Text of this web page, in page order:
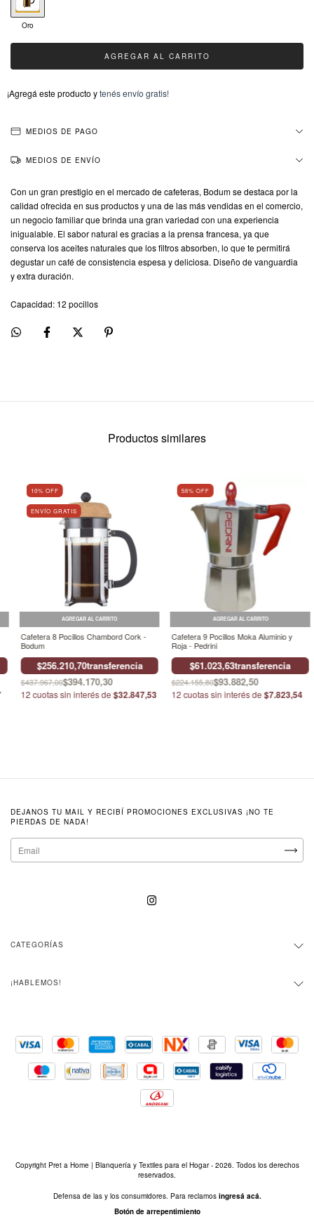
Oro
¡Agregá este producto ytenés envío gratis!
MEDIOS DE PAGO
MEDIOS DE ENVÍO
Con un gran prestigio en el mercado de cafeteras, Bodum se destaca por la
calidad ofrecida en sus productos y una de las más vendidas en el comercio,
un negocio familiar que brinda una gran variedad con una experiencia
inigualable. El sabor natural es gracias a la prensa francesa, ya que
conserva los aceites naturales que los filtros absorben, lo que te permitirá
degustar un café de consistencia espesa y deliciosa. Diseño de vanguardia
y extra duración.
Capacidad: 12 pocillos
Productos similares
10% OFF
ENVÍO GRATIS
Cafetera 8 Pocillos Chambord Cork -
Bodum
$256.210,70transferencia
$437.967,00$394.170,30
12 cuotas sin interés de$32.847,53
58% OFF
Cafetera 9 Pocillos Moka Aluminio y
Roja - Pedrini
$61.023,63transferencia
$224.155,80$93.882,50
12 cuotas sin interés de$7.823,54
DEJANOS TU MAIL Y RECIBÍ PROMOCIONES EXCLUSIVAS ¡NO TE
PIERDAS DE NADA!
CATEGORÍAS
¡HABLEMOS!
Copyright Pret a Home | Blanquería y Textiles para el Hogar - 2026. Todos los derechos
reservados.
Defensa de las y los consumidores. Para reclamos ingresá acá.
Botón de arrepentimiento